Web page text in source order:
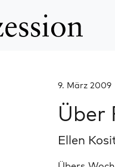
9. März 2009
Über
Ellen